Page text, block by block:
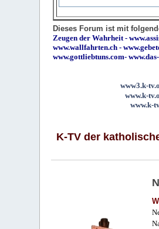
Dieses Forum ist mit
Zeugen der Wahrheit -
www.wallfahrten.ch -
www.gottliebtuns.com-
www3.k-
www.k-
www.k-
K-TV der